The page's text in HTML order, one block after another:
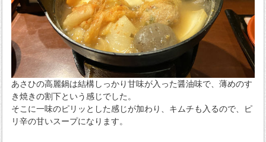
あさひの高麗鍋は結構しっかり甘味が入った醤油味で、薄めのす
き焼きの割下という感じでした。
そこに一味のピリッとした感じが加わり、キムチも入るので、ピ
リ辛の甘いスープになります。